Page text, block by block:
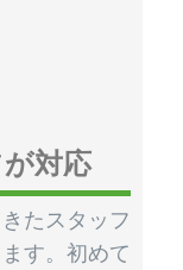
対応
たスタッフ
す。初めて